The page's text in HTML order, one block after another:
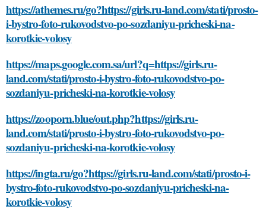
https://athemes.ru/go?https://girls.ru-land.com/stati/prosto-
i-bystro-foto-rukovodstvo-po-sozdaniyu-pricheski-na-
korotkie-volosy
https://maps.google.com.sa/url?q=https://girls.ru-
land.com/stati/prosto-i-bystro-foto-rukovodstvo-po-
sozdaniyu-pricheski-na-korotkie-volosy
https://zooporn.blue/out.php?https://girls.ru-
land.com/stati/prosto-i-bystro-foto-rukovodstvo-po-
sozdaniyu-pricheski-na-korotkie-volosy
https://ingta.ru/go?https://girls.ru-land.com/stati/prosto-i-
bystro-foto-rukovodstvo-po-sozdaniyu-pricheski-na-
korotkie-volosy